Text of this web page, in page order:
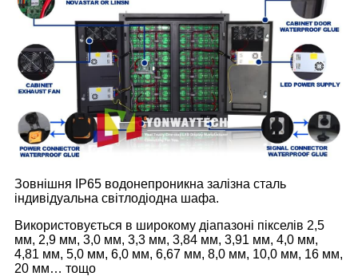
Зовнішня IP65 водонепроникна залізна сталь
індивідуальна світлодіодна шафа.
Використовується в широкому діапазоні пікселів 2,5
мм, 2,9 мм, 3,0 мм, 3,3 мм, 3,84 мм, 3,91 мм, 4,0 мм,
4,81 мм, 5,0 мм, 6,0 мм, 6,67 мм, 8,0 мм, 10,0 мм, 16 мм,
20 мм… тощо